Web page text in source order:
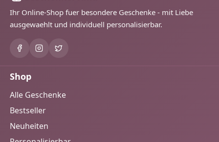
Ihr Online-Shop fuer besondere Geschenke - mit Liebe
ausgewaehlt und individuell personalisierbar.
Shop
Alle Geschenke
Bestseller
Neuheiten